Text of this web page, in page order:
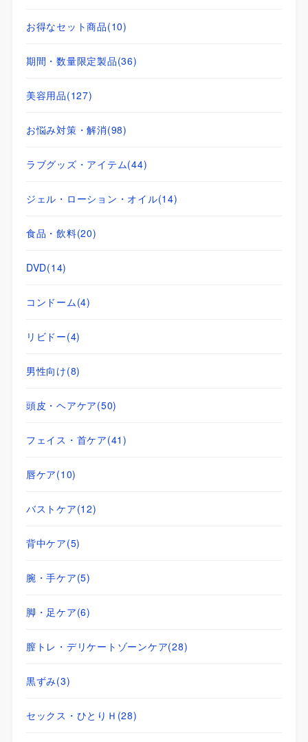
お得なセット商品(10)
期間・数量限定製品(36)
美容用品(127)
お悩み対策・解消(98)
ラブグッズ・アイテム(44)
ジェル・ローション・オイル(14)
食品・飲料(20)
DVD(14)
コンドーム(4)
リビドー(4)
男性向け(8)
頭皮・ヘアケア(50)
フェイス・首ケア(41)
唇ケア(10)
バストケア(12)
背中ケア(5)
腕・手ケア(5)
脚・足ケア(6)
膣トレ・デリケートゾーンケア(28)
黒ずみ(3)
セックス・ひとりＨ (28)